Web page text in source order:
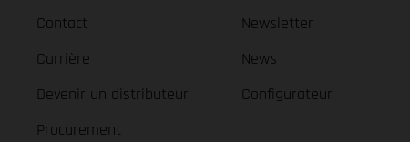
Contact
Carrière
Devenir un distributeur
Procurement
Newsletter
News
Configurateur